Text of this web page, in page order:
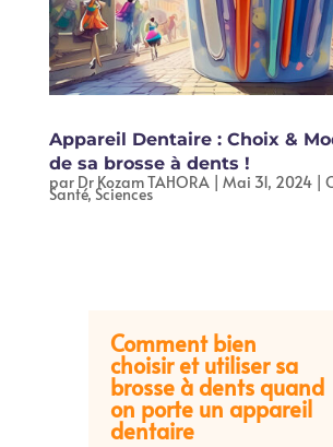
Appareil Dentaire : Choix &
de sa brosse à dents !
par Dr Kozam TAHORA | Mai 31, 2024|
Santé,Sciences
Comment bien
choisir et utiliser sa
brosse à dents quand
on porte un appareil
dentaire